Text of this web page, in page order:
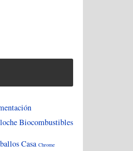
Biocombustibles
Casa Chrome